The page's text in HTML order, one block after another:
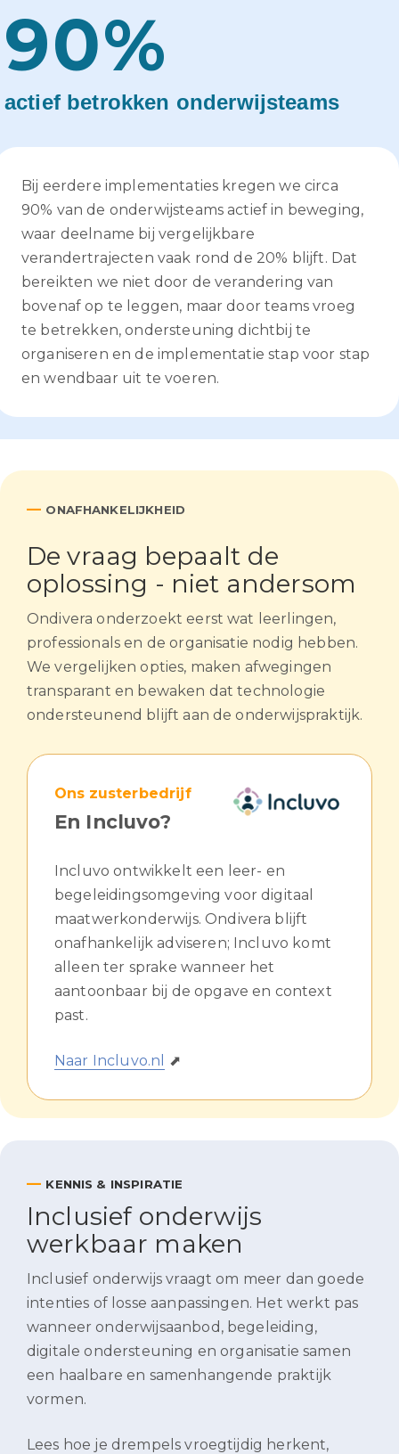
90%
actief betrokken onderwijsteams
Bij eerdere implementaties kregen we circa
90% van de onderwijsteams actief in beweging,
waar deelname bij vergelijkbare
verandertrajecten vaak rond de 20% blijft. Dat
bereikten we niet door de verandering van
bovenaf op te leggen, maar door teams vroeg
te betrekken, ondersteuning dichtbij te
organiseren en de implementatie stap voor stap
en wendbaar uit te voeren.
— ONAFHANKELIJKHEID
De vraag bepaalt de
oplossing - niet andersom
Ondivera onderzoekt eerst wat leerlingen,
professionals en de organisatie nodig hebben.
We vergelijken opties, maken afwegingen
transparant en bewaken dat technologie
ondersteunend blijft aan de onderwijspraktijk.
Ons zusterbedrijf
En Incluvo?
Incluvo ontwikkelt een leer- en
begeleidingsomgeving voor digitaal
maatwerkonderwijs. Ondivera blijft
onafhankelijk adviseren; Incluvo komt
alleen ter sprake wanneer het
aantoonbaar bij de opgave en context
past.
Naar Incluvo.nl ⬈
— KENNIS & INSPIRATIE
Inclusief onderwijs
werkbaar maken
Inclusief onderwijs vraagt om meer dan goede
intenties of losse aanpassingen. Het werkt pas
wanneer onderwijsaanbod, begeleiding,
digitale ondersteuning en organisatie samen
een haalbare en samenhangende praktijk
vormen.
Lees hoe je drempels vroegtijdig herkent,